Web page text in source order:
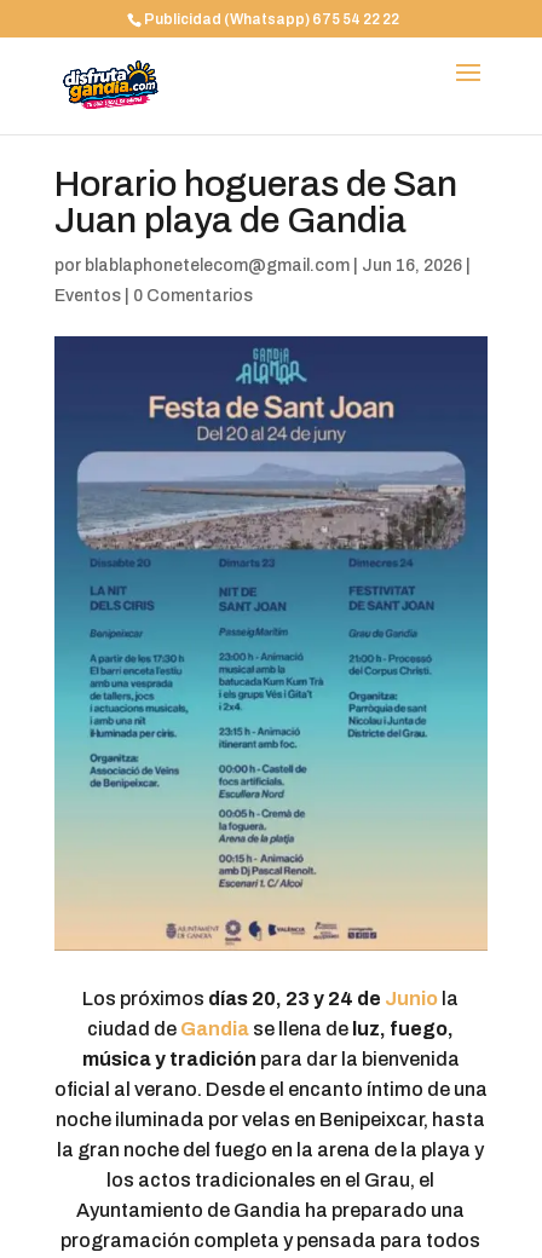
Publicidad (Whatsapp) 675 54 22 22
Horario hogueras de San
Juan playa de Gandia
por blablaphonetelecom@gmail.com| Jun 16, 2026|
Eventos| 0 Comentarios
Los próximos días 20, 23 y 24 de Junio la
ciudad de Gandia se llena de luz, fuego,
música y tradición para dar la bienvenida
oficial al verano. Desde el encanto íntimo de una
noche iluminada por velas en Benipeixcar, hasta
la gran noche del fuego en la arena de la playa y
los actos tradicionales en el Grau, el
Ayuntamiento de Gandia ha preparado una
programación completa y pensada para todos